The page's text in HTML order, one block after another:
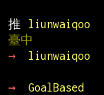
推
liunwaiqoo
臺中
→
liunwaiqoo
→
GoalBased